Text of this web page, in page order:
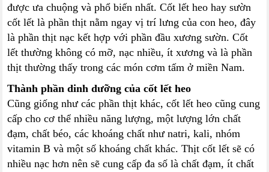
được ưa chuộng và phổ biến nhất. Cốt lết heo hay sườn
cốt lết là phần thịt nằm ngay vị trí lưng của con heo, đây
là phần thịt nạc kết hợp với phần đầu xương sườn. Cốt
lết thường không có mỡ, nạc nhiều, ít xương và là phần
thịt thường thấy trong các món cơm tấm ở miền Nam.
Thành phần dinh dưỡng của cốt lết heo
Cũng giống như các phần thịt khác, cốt lết heo cũng cung
cấp cho cơ thể nhiều năng lượng, một lượng lớn chất
đạm, chất béo, các khoáng chất như natri, kali, nhóm
vitamin B và một số khoáng chất khác. Thịt cốt lết sẽ có
nhiều nạc hơn nên sẽ cung cấp đa số là chất đạm, ít chất